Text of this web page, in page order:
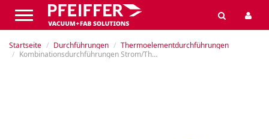
Startseite Durchführungen
Thermoelementdurchführungen
Kombinationsdurchführungen Strom/Thermo